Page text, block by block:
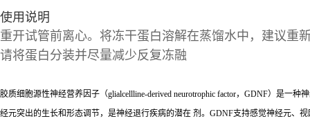
使用说明
重开试管前离心。将冻干蛋白溶解在蒸馏水中，建议重
请将蛋白分装并尽量减少反复冻融
胶质细胞源性神经营养因子（glialcellline-derived neurotrophic factor，GDNF）是一
经元突出的生长和形态调节，是神经退行疾病的潜在 剂。GDNF支持感觉神经元、